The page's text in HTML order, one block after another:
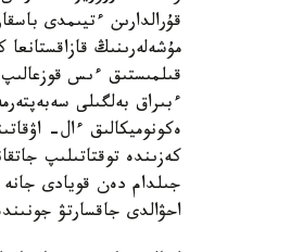
قۇرالدارىن ءتيىمدى
ءبىراق بەلگىلى
ەكونوميكالىق ءال-
كەزىندە توقتاتىلىپ
جىلدام دەن قويادى
احۋالدى جاقسارتۋ